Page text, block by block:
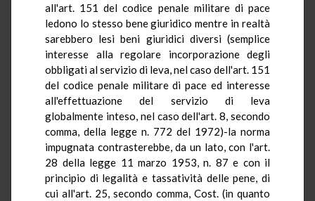
all'art. 151 del codice penale militare di pace
ledono lo stesso bene giuridico mentre in realtà
sarebbero lesi beni giuridici diversi (semplice
interesse alla regolare incorporazione degli
obbligati al servizio di leva, nel caso dell'art. 151
del codice penale militare di pace ed interesse
all'effettuazione del servizio di leva
globalmente inteso, nel caso dell'art. 8, secondo
comma, della legge n. 772 del 1972)-la norma
impugnata contrasterebbe, da un lato, con l'art.
28 della legge 11 marzo 1953, n. 87 e con il
principio di legalità e tassatività delle pene, di
cui all'art. 25, secondo comma, Cost. (in quanto